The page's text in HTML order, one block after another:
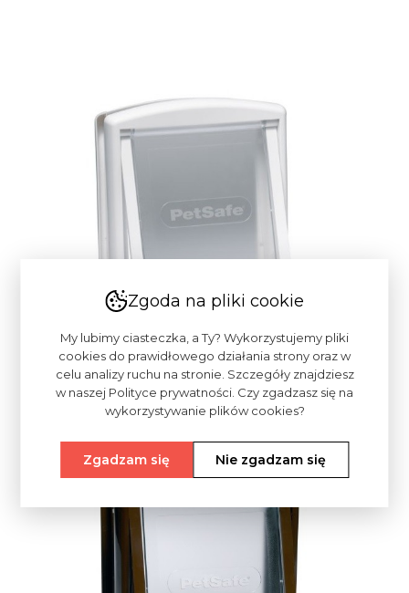
Zgoda na pliki cookie
My lubimy ciasteczka, a Ty? Wykorzystujemy pliki
cookies do prawidłowego działania strony oraz w
celu analizy ruchu na stronie. Szczegóły znajdziesz
w naszej Polityce prywatności. Czy zgadzasz się na
wykorzystywanie plików cookies?
Zgadzam się Nie zgadzam się